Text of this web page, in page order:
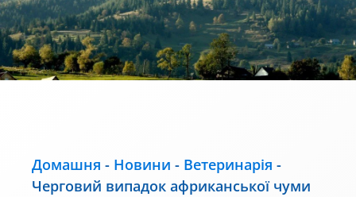
Домашня - Новини - Ветеринарія -
Черговий випадок африканської чуми